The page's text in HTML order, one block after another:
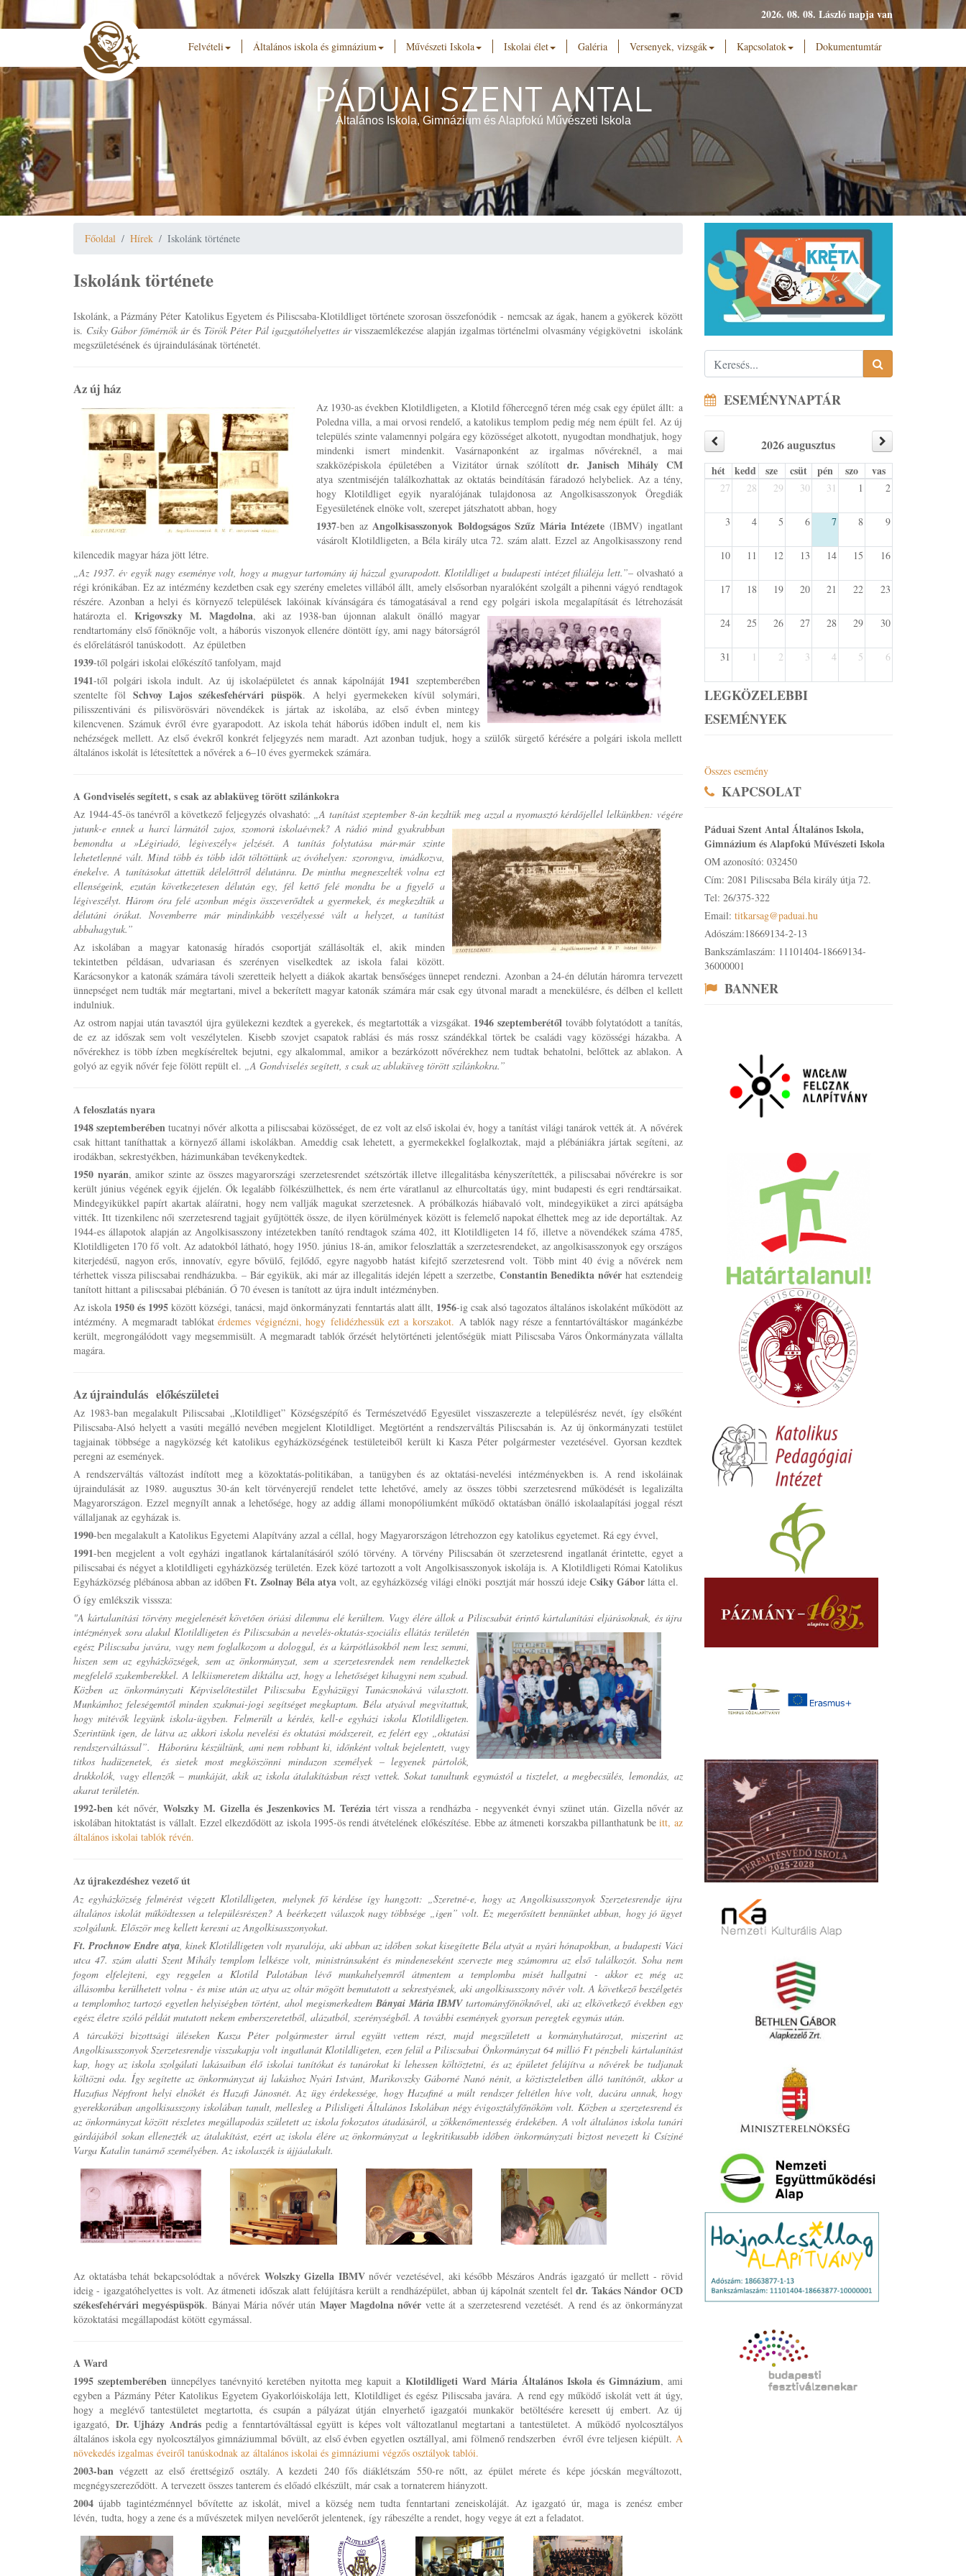
2026. 08. 08. László napja van
PÁDUAI SZENT ANTAL
Általános Iskola, Gimnázium és Alapfokú Művészeti Iskola
Felvételi Általános iskola és gimnázium Művészeti Iskola Iskolai élet Galéria Versenyek, vizsgák Kapcsolatok Dokumentumtár
Főoldal Hírek Iskolánk története
Iskolánk története
Iskolánk, a Pázmány Péter Katolikus Egyetem és Piliscsaba-Klotildliget története szorosan összefonódik - nemcsak az ágak, hanem a gyökerek között
is. Csiky Gábor főmérnök úrés Török Péter Pál igazgatóhelyettes úrvisszaemlékezése alapján izgalmas történelmi olvasmány végigkövetni iskolánk
megszületésének és újraindulásának történetét.
Az új ház
Az 1930-as években Klotildligeten, a Klotild főhercegnő téren még csak egy épület állt: a
Poledna villa, a mai orvosi rendelő, a katolikus templom pedig még nem épült fel. Az új
település szinte valamennyi polgára egy közösséget alkotott, nyugodtan mondhatjuk, hogy
mindenki ismert mindenkit. Vasárnaponként az irgalmas nővéreknél, a mai
szakközépiskola épületében a Vizitátor úrnak szólítottdr. Janisch Mihály CM
atya szentmiséjén találkozhattak az oktatás beindításán fáradozó helybeliek. Az a tény,
hogy Klotildliget egyik nyaralójának tulajdonosa az Angolkisasszonyok Öregdiák
Egyesületének elnöke volt, szerepet játszhatott abban, hogy
1937-ben azAngolkisasszonyok Boldogságos Szűz Mária Intézete (IBMV) ingatlant
vásárolt Klotildligeten, a Béla király utca 72. szám alatt. Ezzel az Angolkisasszony rend
kilencedik magyar háza jött létre.
„Az 1937. év egyik nagy eseménye volt, hogy a magyar tartomány új házzal gyarapodott. Klotildliget a budapesti intézet filiáléja lett.”– olvasható a
régi krónikában. Ez az intézmény kezdetben csak egy szerény emeletes villából állt, amely elsősorban nyaralóként szolgált a pihenni vágyó rendtagok
részére. Azonban a helyi és környező települések lakóinak kívánságára és támogatásával a rend egy polgári iskola megalapítását és létrehozását
határozta el. Krigovszky M. Magdolna, aki az 1938-ban újonnan alakult önálló magyar
rendtartomány első főnöknője volt, a háborús viszonyok ellenére döntött így, ami nagy bátorságról
és előrelátásról tanúskodott. Az épületben
1939-től polgári iskolai előkészítő tanfolyam, majd
1941-től polgári iskola indult. Az új iskolaépületet és annak kápolnáját 1941 szeptemberében
szentelte föl Schvoy Lajos székesfehérvári püspök. A helyi gyermekeken kívül solymári,
pilisszentiváni és pilisvörösvári növendékek is jártak az iskolába, az első évben mintegy
kilencvenen. Számuk évről évre gyarapodott. Az iskola tehát háborús időben indult el, nem kis
nehézségek mellett. Az első évekről konkrét feljegyzés nem maradt. Azt azonban tudjuk, hogy a szülők sürgető kérésére a polgári iskola mellett
általános iskolát is létesítettek a nővérek a 6–10 éves gyermekek számára.
A Gondviselés segített, s csak az ablaküveg törött szilánkokra
Az 1944-45-ös tanévről a következő feljegyzés olvasható: „A tanítást szeptember 8-án kezdtük meg azzal a nyomasztó kérdőjellel lelkünkben: végére
jutunk-e ennek a harci lármától zajos, szomorú iskolaévnek? A rádió mind gyakrabban
bemondta a »Légiriadó, légiveszély« jelzését. A tanítás folytatása már-már szinte
lehetetlenné vált. Mind több és több időt töltöttünk az óvóhelyen: szorongva, imádkozva,
énekelve. A tanításokat áttettük délelőttről délutánra. De mintha megneszelték volna ezt
ellenségeink, ezután következetesen délután egy, fél kettő felé mondta be a figyelő a
légiveszélyt. Három óra felé azonban mégis összeverődtek a gyermekek, és megkezdtük a
délutáni órákat. Novemberre már mindinkább veszélyessé vált a helyzet, a tanítást
abbahagytuk.”
Az iskolában a magyar katonaság híradós csoportját szállásolták el, akik minden
tekintetben példásan, udvariasan és szerényen viselkedtek az iskola falai között.
Karácsonykor a katonák számára távoli szeretteik helyett a diákok akartak bensőséges ünnepet rendezni. Azonban a 24-én délután háromra tervezett
ünnepséget nem tudták már megtartani, mivel a bekerített magyar katonák számára már csak egy útvonal maradt a menekülésre, és délben el kellett
indulniuk.
Az ostrom napjai után tavasztól újra gyülekezni kezdtek a gyerekek, és megtartották a vizsgákat. 1946 szeptemberétől tovább folytatódott a tanítás,
de ez az időszak sem volt veszélytelen. Kisebb szovjet csapatok rablási és más rossz szándékkal törtek be családi vagy közösségi házakba. A
nővérekhez is több ízben megkíséreltek bejutni, egy alkalommal, amikor a bezárkózott nővérekhez nem tudtak behatolni, belőttek az ablakon. A
golyó az egyik nővér feje fölött repült el. „A Gondviselés segített, s csak az ablaküveg törött szilánkokra.”
A feloszlatás nyara
1948 szeptemberében tucatnyi nővér alkotta a piliscsabai közösséget, de ez volt az első iskolai év, hogy a tanítást világi tanárok vették át. A nővérek
csak hittant taníthattak a környező állami iskolákban. Ameddig csak lehetett, a gyermekekkel foglalkoztak, majd a plébániákra jártak segíteni, az
irodákban, sekrestyékben, házimunkában tevékenykedtek.
1950 nyarán, amikor szinte az összes magyarországi szerzetesrendet szétszórták illetve illegalitásba kényszerítették, a piliscsabai nővérekre is sor
került június végének egyik éjjelén. Ők legalább fölkészülhettek, és nem érte váratlanul az elhurcoltatás úgy, mint budapesti és egri rendtársaikat.
Mindegyikükkel papírt akartak aláíratni, hogy nem vallják magukat szerzetesnek. A próbálkozás hiábavaló volt, mindegyiküket a zirci apátságba
vitték. Itt tizenkilenc női szerzetesrend tagjait gyűjtötték össze, de ilyen körülmények között is felemelő napokat élhettek meg az ide deportáltak. Az
1944-es állapotok alapján az Angolkisasszony intézetekben tanító rendtagok száma 402, itt Klotildligeten 14 fő, illetve a növendékek száma 4785,
Klotildligeten 170 fő volt. Az adatokból látható, hogy 1950. június 18-án, amikor feloszlatták a szerzetesrendeket, az angolkisasszonyok egy országos
kiterjedésű, nagyon erős, innovatív, egyre bővülő, fejlődő, egyre nagyobb hatást kifejtő szerzetesrend volt. Több mint 40 évig a nővérek nem
térhettek vissza piliscsabai rendházukba. – Bár egyikük, aki már az illegalitás idején lépett a szerzetbe, Constantin Benedikta nővér hat esztendeig
tanított hittant a piliscsabai plébánián. Ő 70 évesen is tanított az újra indult intézményben.
Az iskola 1950 és 1995 között községi, tanácsi, majd önkormányzati fenntartás alatt állt, 1956-ig csak alsó tagozatos általános iskolaként működött az
intézmény. A megmaradt tablókat érdemes végignézni, hogy felidézhessük ezt a korszakot. A tablók nagy része a fenntartóváltáskor magánkézbe
került, megrongálódott vagy megsemmisült. A megmaradt tablók őrzését helytörténeti jelentőségük miatt Piliscsaba Város Önkormányzata vállalta
magára.
Az újraindulás előkészületei
Az 1983-ban megalakult Piliscsabai „Klotildliget” Községszépítő és Természetvédő Egyesület visszaszerezte a településrész nevét, így elsőként
Piliscsaba-Alsó helyett a vasúti megálló nevében megjelent Klotildliget. Megtörtént a rendszerváltás Piliscsabán is. Az új önkormányzati testület
tagjainak többsége a nagyközség két katolikus egyházközségének testületeiből került ki Kasza Péter polgármester vezetésével. Gyorsan kezdtek
peregni az események.
A rendszerváltás változást indított meg a közoktatás-politikában, a tanügyben és az oktatási-nevelési intézményekben is. A rend iskoláinak
újraindulását az 1989. augusztus 30-án kelt törvényerejű rendelet tette lehetővé, amely az összes többi szerzetesrend működését is legalizálta
Magyarországon. Ezzel megnyílt annak a lehetősége, hogy az addig állami monopóliumként működő oktatásban önálló iskolaalapítási joggal részt
vállaljanak az egyházak is.
1990-ben megalakult a Katolikus Egyetemi Alapítvány azzal a céllal, hogy Magyarországon létrehozzon egy katolikus egyetemet. Rá egy évvel,
1991-ben megjelent a volt egyházi ingatlanok kártalanításáról szóló törvény. A törvény Piliscsabán öt szerzetesrend ingatlanát érintette, egyet a
piliscsabai és négyet a klotildligeti egyházközség területén. Ezek közé tartozott a volt Angolkisasszonyok iskolája is. A Klotildligeti Római Katolikus
Egyházközség plébánosa abban az időben Ft. Zsolnay Béla atya volt, az egyházközség világi elnöki posztját már hosszú ideje Csiky Gábor látta el.
Ő így emlékszik visssza:
"A kártalanítási törvény megjelenését követően óriási dilemma elé kerültem. Vagy élére állok a Piliscsabát érintő kártalanítási eljárásoknak, és újra
intézmények soraalakul Klotildligeten és Piliscsabán a nevelés-oktatás-szociális ellátás területén
egész Piliscsaba javára, vagy nem foglalkozom a dologgal, és a kárpótlásokból nem lesz semmi,
hiszen sem az egyházközségek, sem az önkormányzat, sem a szerzetesrendek nem rendelkeztek
megfelelő szakemberekkel. A lelkiismeretem diktálta azt, hogy a lehetőséget kihagyni nem szabad.
Közben az önkormányzati Képviselőtestület Piliscsaba Egyházügyi Tanácsnokává választott.
Munkámhoz feleségemtől minden szakmai-jogi segítséget megkaptam. Béla atyával megvitattuk,
hogy mitévők legyünk iskola-ügyben. Felmerült a kérdés, kell-e egyházi iskola Klotildligeten.
Szerintünk igen, de látva az akkori iskola nevelési és oktatási módszereit, ez felért egy „oktatási
rendszerváltással”. Háborúra készültünk, ami nem robbant ki, időnként voltak bejelentett, vagy
titkos hadüzenetek, és sietek most megköszönni mindazon személyek – legyenek pártolók,
drukkolók, vagy ellenzők – munkáját, akik az iskola átalakításban részt vettek. Sokat tanultunk egymástól a tisztelet, a megbecsülés, lemondás, az
akarat területén.
1992-ben két nővér, Wolszky M. Gizella és Jeszenkovics M. Terézia tért vissza a rendházba - negyvenkét évnyi szünet után. Gizella nővér az
iskolában hitoktatást is vállalt. Ezzel elkezdődött az iskola 1995-ös rendi átvételének előkészítése. Ebbe az átmeneti korszakba pillanthatunk beitt, az
általános iskolai tablók révén.
Az újrakezdéshez vezető út
Az egyházközség felmérést végzett Klotildligeten, melynek fő kérdése így hangzott: „Szeretné-e, hogy az Angolkisasszonyok Szerzetesrendje újra
általános iskolát működtessen a településrészen? A beérkezett válaszok nagy többsége „igen” volt. Ez megerősített bennünket abban, hogy jó ügyet
szolgálunk. Először meg kellett keresni az Angolkisasszonyokat.
Ft. Prochnow Endre atya, kinek Klotildligeten volt nyaralója, aki abban az időben sokat kisegítette Béla atyát a nyári hónapokban, a budapesti Váci
utca 47. szám alatti Szent Mihály templom lelkésze volt, ministránsaként és mindeneseként szervezte meg számomra az első találkozót. Soha nem
fogom elfelejteni, egy reggelen a Klotild Palotában lévő munkahelyemről átmentem a templomba misét hallgatni - akkor ez még az
állásomba kerülhetett volna - és mise után az atya az oltár mögött bemutatott a sekrestyésnek, aki angolkisasszony nővér volt. A következő beszélgetés
a templomhoz tartozó egyetlen helyiségben történt, ahol megismerkedtem Bányai Mária IBMVtartományfőnöknővel, aki az elkövetkező években egy
egész életre szóló példát mutatott nekem emberszeretetből, alázatból, szerénységből. A további események gyorsan peregtek egymás után.
A tárcaközi bizottsági üléseken Kasza Péter polgármester úrral együtt vettem részt, majd megszületett a kormányhatározat, miszerint az
Angolkisasszonyok Szerzetesrendje visszakapja volt ingatlanát Klotildligeten, ezen felül a Piliscsabai Önkormányzat 64 millió Ft pénzbeli kártalanítást
kap, hogy az iskola szolgálati lakásaiban élő iskolai tanítókat és tanárokat ki lehessen költöztetni, és az épületet felújítva a nővérek be tudjanak
költözni oda. Így segítette az önkormányzat új lakáshoz Nyári Istvánt, Marikovszky Gáborné Nanó nénit, a köztiszteletben álló tanítónőt, akkor a
Hazafias Népfront helyi elnökét és Hazafi Jánosnét. Az ügy érdekessége, hogy Hazafiné a múlt rendszer feltétlen híve volt, dacára annak, hogy
gyerekkorában angolkisasszony iskolában tanult, mellesleg a Pilisligeti Általános Iskolában négy évigosztályfőnököm volt. Közben a szerzetesrend és
az önkormányzat között részletes megállapodás született az iskola fokozatos átadásáról, a zökkenőmentesség érdekében. A volt általános iskola tanári
gárdájából sokan ellenezték az átalakítást, ezért az iskola élére az önkormányzat a legkritikusabb időben önkormányzati biztost nevezett ki Csíziné
Varga Katalin tanárnő személyében. Az iskolaszék is újjáalakult.
Az oktatásba tehát bekapcsolódtak a nővérek Wolszky Gizella IBMVnővér vezetésével, aki később Mészáros András igazgató úr mellett - rövid
ideig - igazgatóhelyettes is volt. Az átmeneti időszak alatt felújításra került a rendházépület, abban új kápolnát szentelt feldr. Takács Nándor OCD
székesfehérvári megyéspüspök. Bányai Mária nővér után Mayer Magdolna nővér vette át a szerzetesrend vezetését. A rend és az önkormányzat
közoktatási megállapodást kötött egymással.
A Ward
1995 szeptemberébenünnepélyes tanévnyitó keretében nyitotta meg kapuit a Klotildligeti Ward Mária Általános Iskola és Gimnázium, ami
egyben a Pázmány Péter Katolikus Egyetem Gyakorlóiskolája lett, Klotildliget és egész Piliscsaba javára. A rend egy működő iskolát vett át úgy,
hogy a meglévő tantestületet megtartotta, és csupán a pályázat útján elnyerhető igazgatói munkakör betöltésére keresett új embert. Az új
igazgató, Dr. Ujházy Andráspedig a fenntartóváltással együtt is képes volt változatlanul megtartani a tantestületet. A működő nyolcosztályos
általános iskola egy nyolcosztályos gimnáziummal bővült, az első évben egyetlen osztállyal, ami fölmenő rendszerben évről évre teljesen kiépült. A
növekedés izgalmas éveiről tanúskodnak az általános iskolai és gimnáziumi végzős osztályok tablói.
2003-ban végzett az első érettségiző osztály. A kezdeti 240 fős diáklétszám 550-re nőtt, az épület mérete és képe jócskán megváltozott,
megnégyszereződött. A tervezett összes tanterem és előadó elkészült, már csak a tornaterem hiányzott.
2004 újabb tagintézménnyel bővítette az iskolát, mivel a község nem tudta fenntartani zeneiskoláját. Az igazgató úr, maga is zenész ember
lévén, tudta, hogy a zene és a művészetek milyen nevelőerőt jelentenek, így rábeszélte a rendet, hogy vegye át ezt a feladatot.
ESEMÉNYNAPTÁR
2026 augusztus
hét kedd sze csüt pén szo vas
27 28 29 30 31 1 2
3 4 5 6 7 8 9
10 11 12 13 14 15 16
17 18 19 20 21 22 23
24 25 26 27 28 29 30
31 1 2 3 4 5 6
LEGKÖZELEBBI
ESEMÉNYEK
Összes esemény
KAPCSOLAT
Páduai Szent Antal Általános Iskola,
Gimnázium és Alapfokú Művészeti Iskola
OM azonosító: 032450
Cím: 2081 Piliscsaba Béla király útja 72.
Tel: 26/375-322
Email: titkarsag@paduai.hu
Adószám:18669134-2-13
Bankszámlaszám: 11101404-18669134-
36000001
BANNER